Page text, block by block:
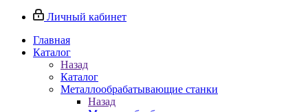
Личный кабинет
Главная
Каталог
Назад
Каталог
Металлообрабатывающие станки
Назад